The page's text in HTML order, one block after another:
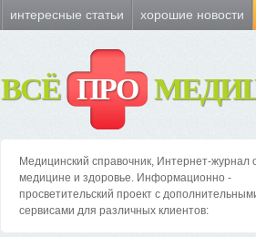
интересные статьи хорошие новости
ВСЁ ПРО
Медицинский справочник, Интернет-журнал
медицине и здоровье. Информационно -
просветительский проект с
сервисами для различных клиентов: